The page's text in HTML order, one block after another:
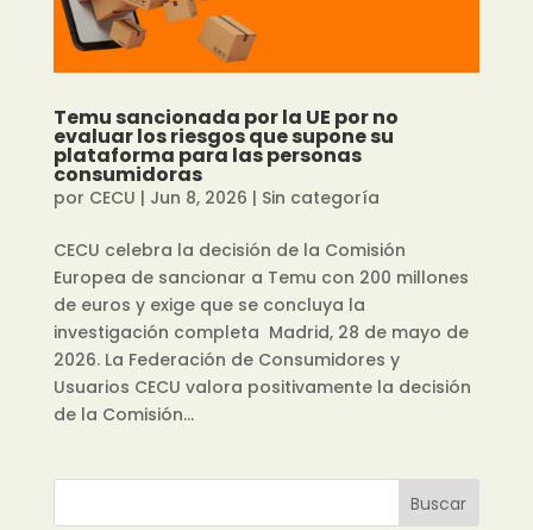
Temu sancionada por la UE por no
evaluar los riesgos que supone su
plataforma para las personas
consumidoras
por CECU | Jun 8, 2026 | Sin categoría
CECU celebra la decisión de la Comisión
Europea de sancionar a Temu con 200 millones
de euros y exige que se concluya la
investigación completa Madrid, 28 de mayo de
2026. La Federación de Consumidores y
Usuarios CECU valora positivamente la decisión
de la Comisión...
Buscar